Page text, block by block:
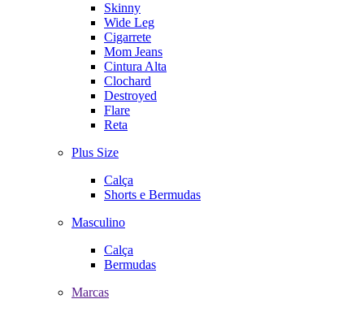
Skinny
Wide Leg
Cigarrete
Mom Jeans
Cintura Alta
Clochard
Destroyed
Flare
Reta
Plus Size
Calça
Shorts e Bermudas
Masculino
Calça
Bermudas
Marcas